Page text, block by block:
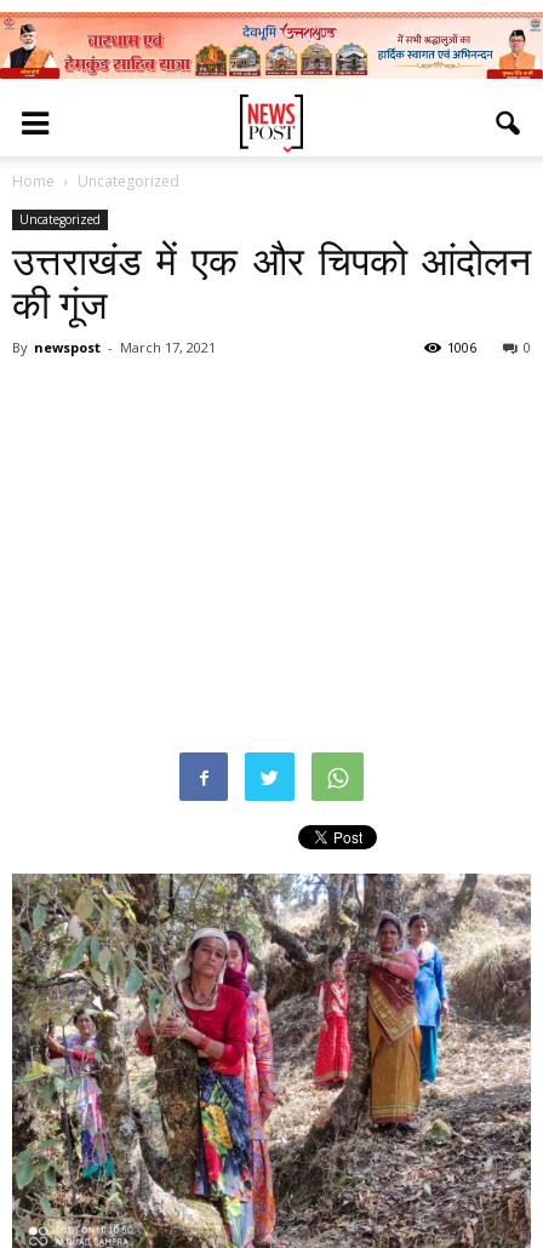
Home Uncategorized
Uncategorized
उत्तराखंड में एक और चिपको आंदोलन
की गूंज
By newspost - March 17, 2021 0
1006